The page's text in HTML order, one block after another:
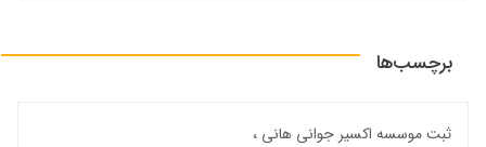
برچسب‌ها
ثبت موسسه اکسیر جوانی هانی